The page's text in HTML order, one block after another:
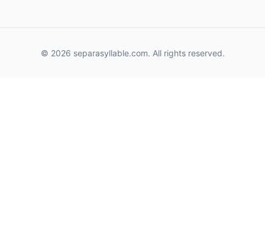
© 2026 separasyllable.com. All rights reserved.